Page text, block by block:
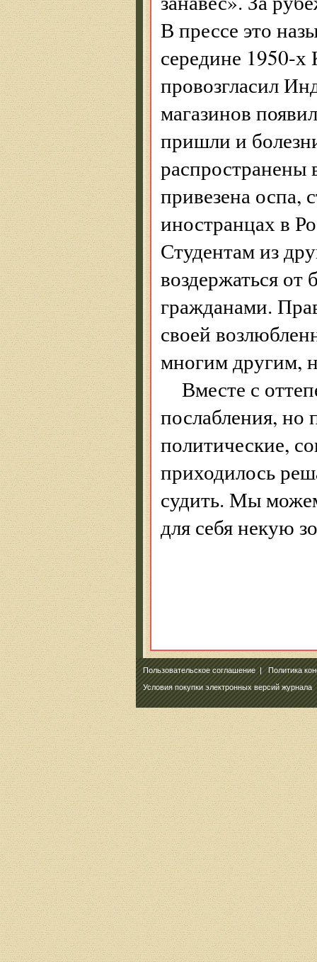
В прессе это
середине 1950-х
провозгласил
магазинов
пришли и
привезена
иностранцах в
Студентам из
воздержаться от
гражданами.
своей
многим другим,
Вместе с
послабления, но
политические,
приходилось
судить. Мы
для себя некую
Пользовательское соглашение|Политика
Условия покупки электронных версий журнала